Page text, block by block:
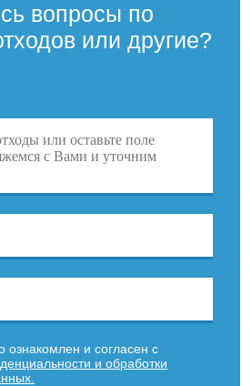
вопросы по
или другие?
ознакомлен и согласен с
и обработки